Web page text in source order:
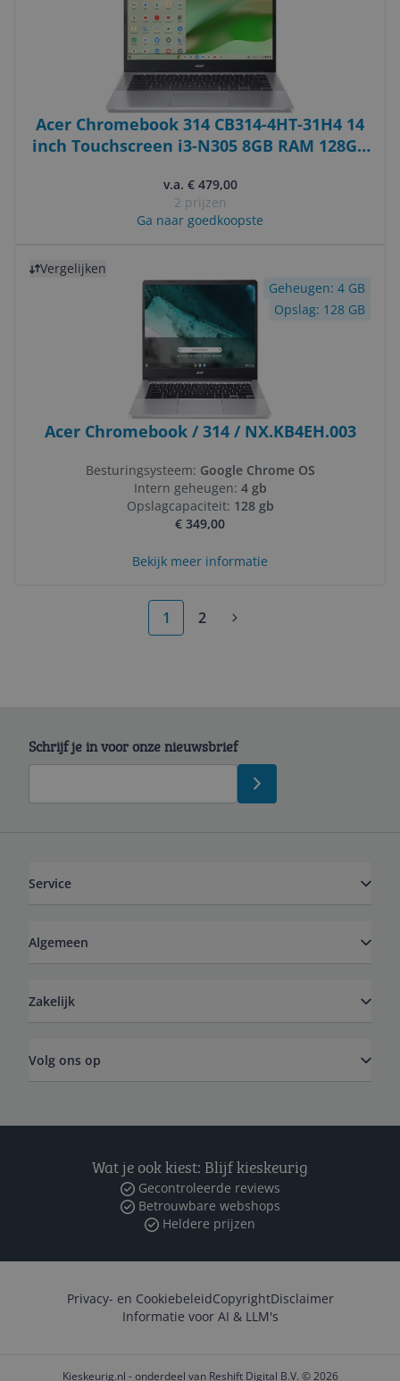
Acer Chromebook 314 CB314-4HT-31H4 14
inch Touchscreen i3-N305 8GB RAM 128GB
v.a. € 479,00
2 prijzen
Ga naar goedkoopste
Vergelijken
Geheugen: 4 GB
Opslag: 128 GB
Acer Chromebook / 314 / NX.KB4EH.003
Besturingsysteem: Google Chrome OS
Intern geheugen: 4 gb
Opslagcapaciteit: 128 gb
€ 349,00
Bekijk meer informatie
1 2
Schrijf je in voor onze nieuwsbrief
Service
Algemeen
Zakelijk
Volg ons op
Wat je ook kiest: Blijf kieskeurig
Gecontroleerde reviews
Betrouwbare webshops
Heldere prijzen
Privacy- en CookiebeleidCopyrightDisclaimer
Informatie voor AI & LLM's
Kieskeurig.nl - onderdeel van Reshift Digital B.V. © 2026